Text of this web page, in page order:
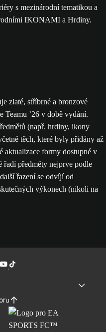
s mezinárodní tematikou a
IKONAMI a Hrdiny.
zlaté, stříbrné a bronzové
Teamu ’26 v době vydání.
(např. hrdiny, ikony
těch, které byly přidány až
aktualizace formy dostupné v
řadí předměty nejprve podle
řazení se odvíjí od
výkonech (nikoli na